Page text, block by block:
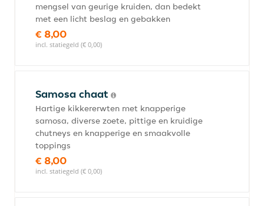
mengsel van geurige kruiden, dan bedekt
met een licht beslag en gebakken
€ 8,00
incl. statiegeld (€ 0,00)
Samosa chaat
Hartige kikkererwten met knapperige
samosa, diverse zoete, pittige en kruidige
chutneys en knapperige en smaakvolle
toppings
€ 8,00
incl. statiegeld (€ 0,00)